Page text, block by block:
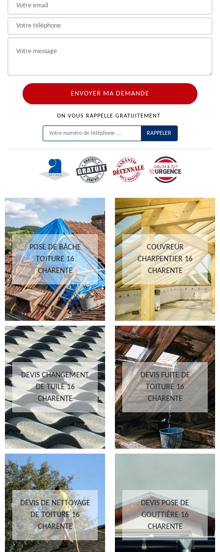
ON VOUS RAPPELLE GRATUITEMENT
POSE DE BÂCHE
TOITURE 16
CHARENTE
COUVREUR
CHARPENTIER 16
CHARENTE
DEVIS CHANGEMENT
DE TUILE 16
CHARENTE
DEVIS FUITE DE
TOITURE 16
CHARENTE
DEVIS DE NETTOYAGE
DE TOITURE 16
CHARENTE
DEVIS POSE DE
GOUTTIÈRE 16
CHARENTE